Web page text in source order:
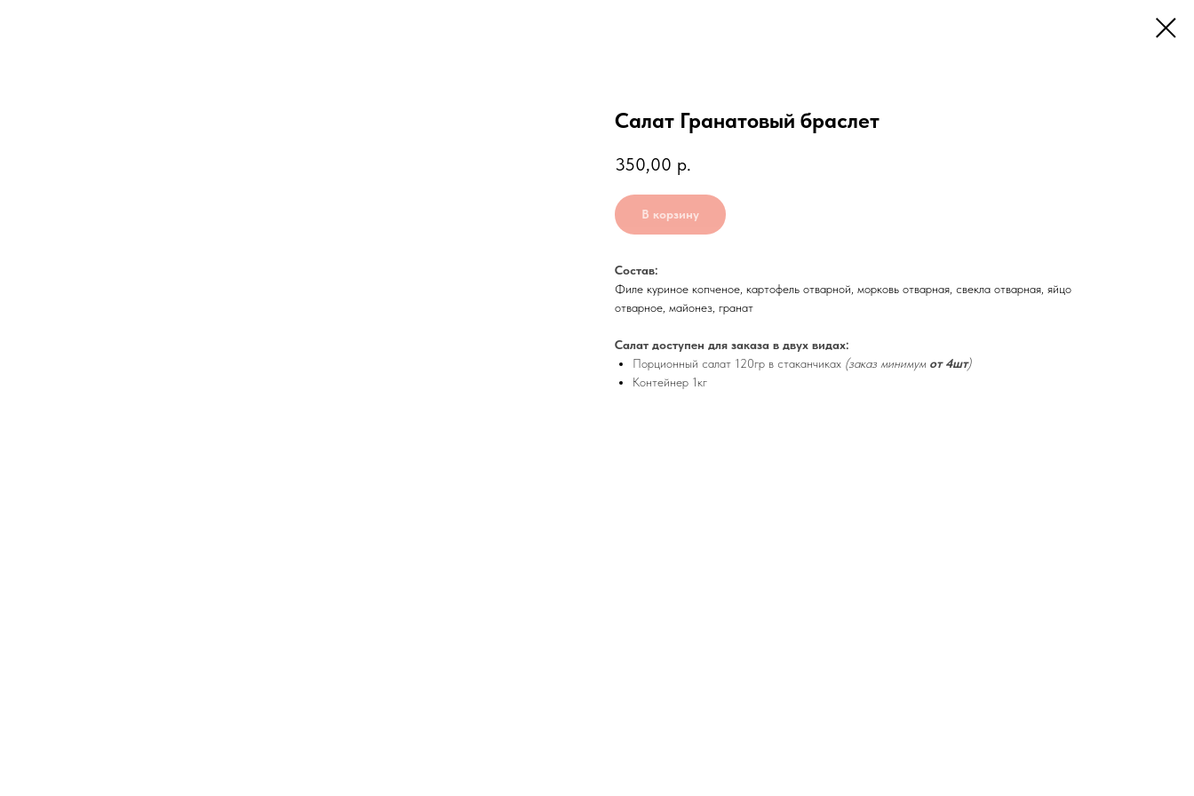
Салат Гранатовый браслет
350,00 р.
В корзину
Состав:
Филе куриное копченое, картофель отварной, морковь отварная, свекла отварная, яйцо
отварное, майонез, гранат
Салат доступен для заказа в двух видах:
Порционный салат 120гр в стаканчиках (заказ минимум от 4шт)
Контейнер 1кг